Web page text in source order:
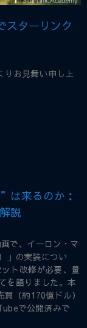
スターリンク
りお見舞い申し上
は来るのか：
説
で、イーロン・マ
」の実装につい
ト改修が必要、量
を語りました。本
（約170億ドル）
で公開済みで